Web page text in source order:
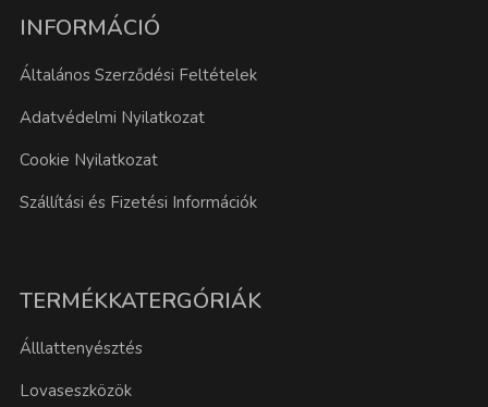
INFORMÁCIÓ
Általános Szerződési Feltételek
Adatvédelmi Nyilatkozat
Cookie Nyilatkozat
Szállítási és Fizetési Információk
TERMÉKKATERGÓRIÁK
Álllattenyésztés
Lovaseszközök